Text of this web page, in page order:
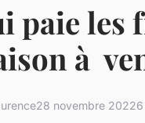
paie les
à
28 novembre 2022